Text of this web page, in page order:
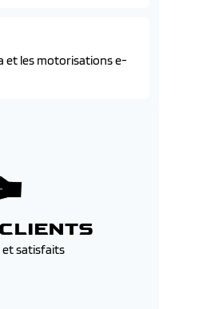
et les motorisations e-
et satisfaits